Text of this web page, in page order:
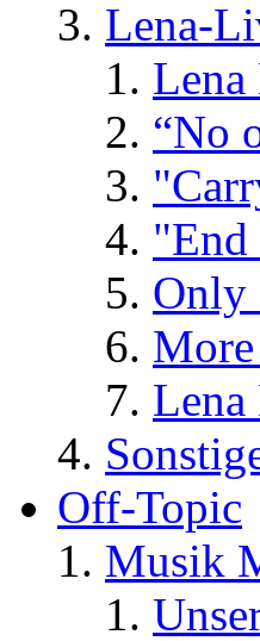
Lena-
“No
"End
Only
Off-Topic
Musik